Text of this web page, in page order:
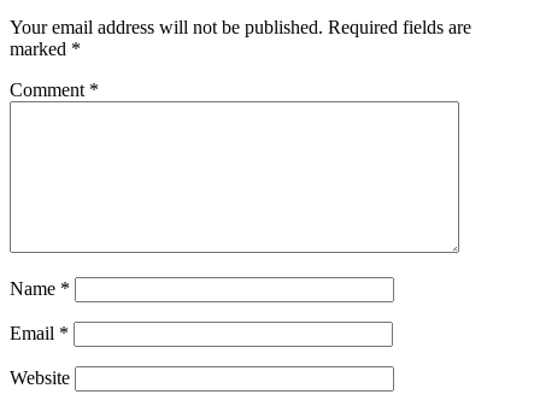
Your email address will not be published. Required fields are
marked *
Comment *
Name *
Email *
Website